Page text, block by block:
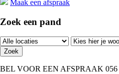
Maak een afspraak
Zoek een pand
Zoek
BEL VOOR EEN AFSPRAAK 056